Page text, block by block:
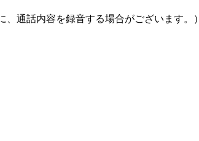
通話内容を録音する場合がございます。）